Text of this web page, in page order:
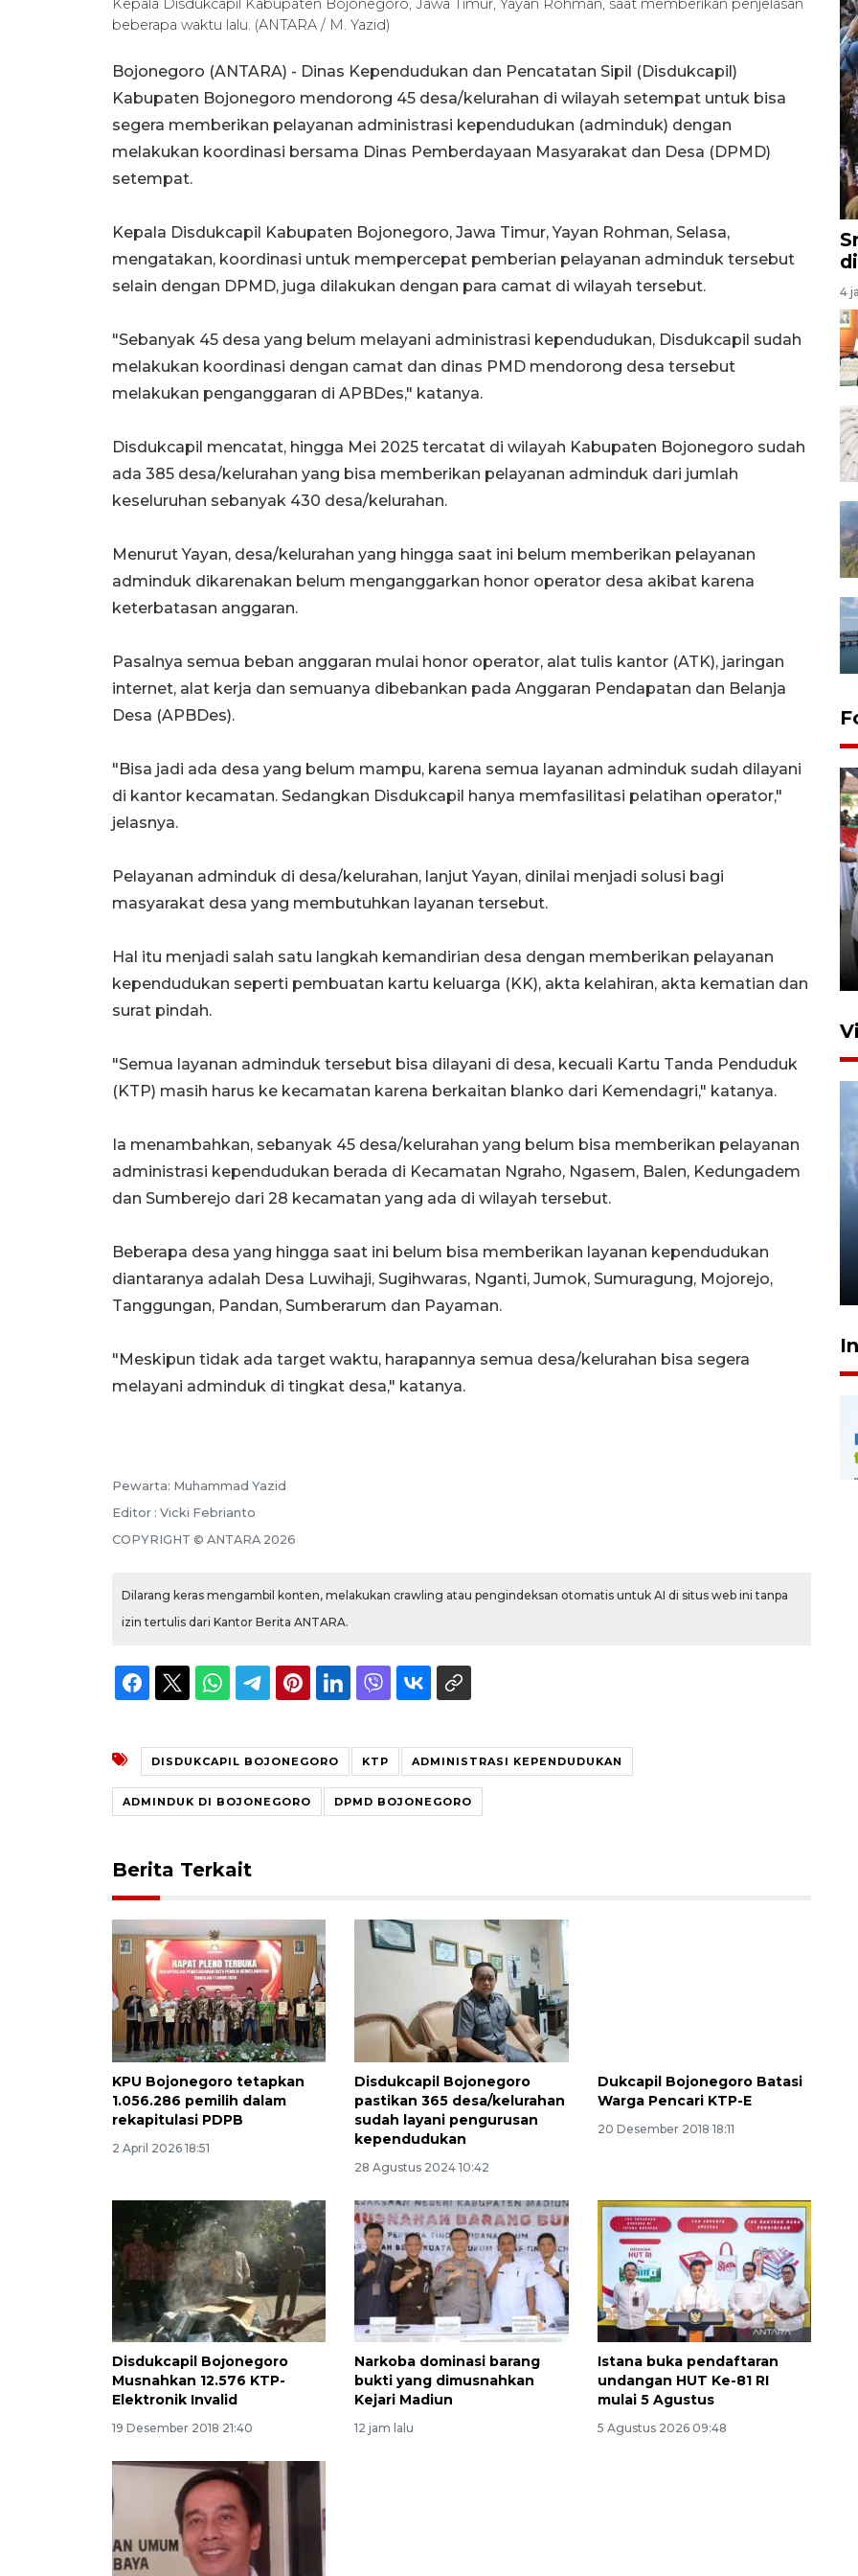
Kepala Disdukcapil Kabupaten Bojonegoro, Jawa Timur, Yayan Rohman, saat memberikan penjelasan
beberapa waktu lalu. (ANTARA / M. Yazid)
Bojonegoro (ANTARA) - Dinas Kependudukan dan Pencatatan Sipil (Disdukcapil)
Kabupaten Bojonegoro mendorong 45 desa/kelurahan di wilayah setempat untuk bisa
segera memberikan pelayanan administrasi kependudukan (adminduk) dengan
melakukan koordinasi bersama Dinas Pemberdayaan Masyarakat dan Desa (DPMD)
setempat.
Kepala Disdukcapil Kabupaten Bojonegoro, Jawa Timur, Yayan Rohman, Selasa,
mengatakan, koordinasi untuk mempercepat pemberian pelayanan adminduk tersebut
selain dengan DPMD, juga dilakukan dengan para camat di wilayah tersebut.
"Sebanyak 45 desa yang belum melayani administrasi kependudukan, Disdukcapil sudah
melakukan koordinasi dengan camat dan dinas PMD mendorong desa tersebut
melakukan penganggaran di APBDes," katanya.
Disdukcapil mencatat, hingga Mei 2025 tercatat di wilayah Kabupaten Bojonegoro sudah
ada 385 desa/kelurahan yang bisa memberikan pelayanan adminduk dari jumlah
keseluruhan sebanyak 430 desa/kelurahan.
Menurut Yayan, desa/kelurahan yang hingga saat ini belum memberikan pelayanan
adminduk dikarenakan belum menganggarkan honor operator desa akibat karena
keterbatasan anggaran.
Pasalnya semua beban anggaran mulai honor operator, alat tulis kantor (ATK), jaringan
internet, alat kerja dan semuanya dibebankan pada Anggaran Pendapatan dan Belanja
Desa (APBDes).
"Bisa jadi ada desa yang belum mampu, karena semua layanan adminduk sudah dilayani
di kantor kecamatan. Sedangkan Disdukcapil hanya memfasilitasi pelatihan operator,"
jelasnya.
Pelayanan adminduk di desa/kelurahan, lanjut Yayan, dinilai menjadi solusi bagi
masyarakat desa yang membutuhkan layanan tersebut.
Hal itu menjadi salah satu langkah kemandirian desa dengan memberikan pelayanan
kependudukan seperti pembuatan kartu keluarga (KK), akta kelahiran, akta kematian dan
surat pindah.
"Semua layanan adminduk tersebut bisa dilayani di desa, kecuali Kartu Tanda Penduduk
(KTP) masih harus ke kecamatan karena berkaitan blanko dari Kemendagri," katanya.
Ia menambahkan, sebanyak 45 desa/kelurahan yang belum bisa memberikan pelayanan
administrasi kependudukan berada di Kecamatan Ngraho, Ngasem, Balen, Kedungadem
dan Sumberejo dari 28 kecamatan yang ada di wilayah tersebut.
Beberapa desa yang hingga saat ini belum bisa memberikan layanan kependudukan
diantaranya adalah Desa Luwihaji, Sugihwaras, Nganti, Jumok, Sumuragung, Mojorejo,
Tanggungan, Pandan, Sumberarum dan Payaman.
"Meskipun tidak ada target waktu, harapannya semua desa/kelurahan bisa segera
melayani adminduk di tingkat desa," katanya.
Pewarta: Muhammad Yazid
Editor : Vicki Febrianto
COPYRIGHT © ANTARA 2026
Dilarang keras mengambil konten, melakukan crawling atau pengindeksan otomatis untuk AI di situs web ini tanpa
izin tertulis dari Kantor Berita ANTARA.
DISDUKCAPIL BOJONEGORO KTP ADMINISTRASI KEPENDUDUKAN
ADMINDUK DI BOJONEGORO DPMD BOJONEGORO
Berita Terkait
KPU Bojonegoro tetapkan
1.056.286 pemilih dalam
rekapitulasi PDPB
2 April 2026 18:51
Disdukcapil Bojonegoro
pastikan 365 desa/kelurahan
sudah layani pengurusan
kependudukan
28 Agustus 2024 10:42
Dukcapil Bojonegoro Batasi
Warga Pencari KTP-E
20 Desember 2018 18:11
Disdukcapil Bojonegoro
Musnahkan 12.576 KTP-
Elektronik Invalid
19 Desember 2018 21:40
Narkoba dominasi barang
bukti yang dimusnahkan
Kejari Madiun
12 jam lalu
Istana buka pendaftaran
undangan HUT Ke-81 RI
mulai 5 Agustus
5 Agustus 2026 09:48
4
22 jam lalu
Kabag Keuangan DPRD
tunjangan perumahan
5 Agustus 2026 04:35
Memberantas kejahatan
jalanan Jakarta
2026-08-05 18:00:00